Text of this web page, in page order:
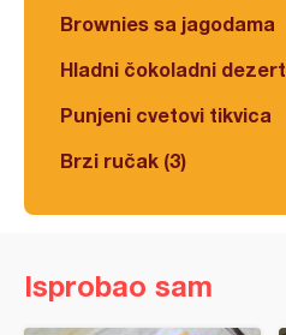
Brownies sa jagodama
Hladni čokoladni dezert
Punjeni cvetovi tikvica
Brzi ručak (3)
Isprobao sam